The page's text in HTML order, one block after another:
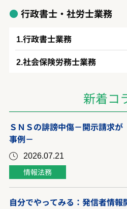
行政書士・社労士業務
行政書士業務
社会保険労務士業務
新着コ
ＳＮＳの誹謗中傷－開示請求
事例－
2026.07.21
情報法務
自分でやってみる：発信者情報